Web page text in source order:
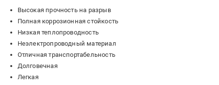
Высокая прочность на разрыв
Полная коррозионная стойкость
Низкая теплопроводность
Неэлектропроводный материал
Отличная транспортабельность
Долговечная
Легкая